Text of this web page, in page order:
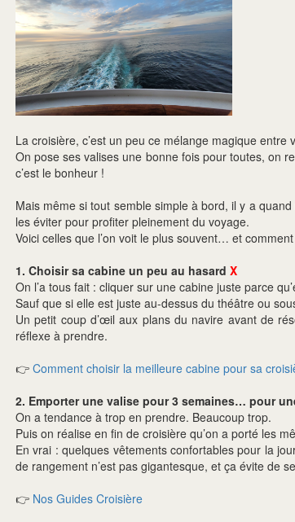
La croisière, c’est un peu ce mélange magique
On pose ses valises une bonne fois pour toutes, on
c’est le bonheur !
Mais même si tout semble simple à bord, il y a
les éviter pour profiter pleinement du voyage.
Voici celles que l’on voit le plus souvent… et
1. Choisir sa cabine un peu au hasard X
On l’a tous fait : cliquer sur une cabine juste parce
Sauf que si elle est juste au-dessus du théâtre ou
Un petit coup d’œil aux plans du navire avant de
réflexe à prendre.
👉 Comment choisir la meilleure cabine pour sa
2. Emporter une valise pour 3 semaines… pour
On a tendance à trop en prendre. Beaucoup trop.
Puis on réalise en fin de croisière qu’on a porté les
En vrai : quelques vêtements confortables pour la
de rangement n’est pas gigantesque, et ça évite de
👉 Nos Guides Croisière